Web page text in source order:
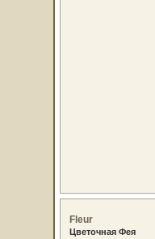
Fleur
Цветочная Фея